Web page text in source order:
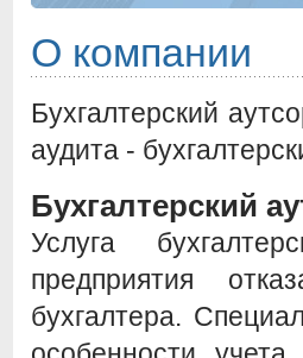
О компании
Бухгалтерский
аудита -
Бухгалтерский
Услуга
предприятия
бухгалтера.